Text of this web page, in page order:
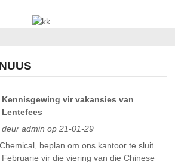
Kennisgewing vir vakansies van
Lentefees
deur admin op 21-01-29
beplan om ons kantoor te sluit
vir die viering van die Chinese